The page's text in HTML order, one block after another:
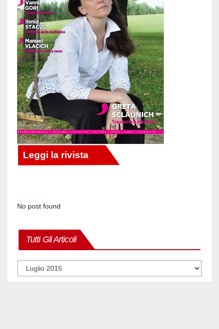
No post found
Tutti Gli Articoli
Tutti
articoli